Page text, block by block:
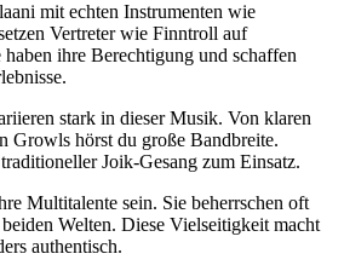
mit echten Instrumenten wie
Vertreter wie Finntroll auf
haben ihre Berechtigung und schaffen
stark in dieser Musik. Von klaren
Growls hörst du große Bandbreite.
Joik-Gesang zum Einsatz.
Multitalente sein. Sie beherrschen oft
Welten. Diese Vielseitigkeit macht
authentisch.